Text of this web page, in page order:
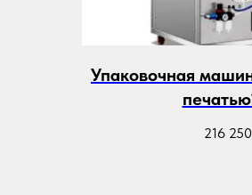
Упаковочная
216 250